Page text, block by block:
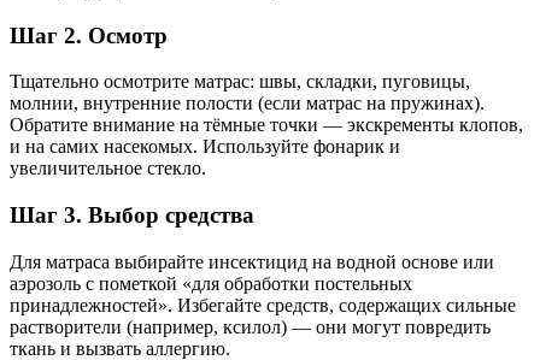
Шаг 2. Осмотр
Тщательно осмотрите матрас: швы, складки, пуговицы,
молнии, внутренние полости (если матрас на пружинах).
Обратите внимание на тёмные точки — экскременты клопов,
и на самих насекомых. Используйте фонарик и
увеличительное стекло.
Шаг 3. Выбор средства
Для матраса выбирайте инсектицид на водной основе или
аэрозоль с пометкой «для обработки постельных
принадлежностей». Избегайте средств, содержащих сильные
растворители (например, ксилол) — они могут повредить
ткань и вызвать аллергию.